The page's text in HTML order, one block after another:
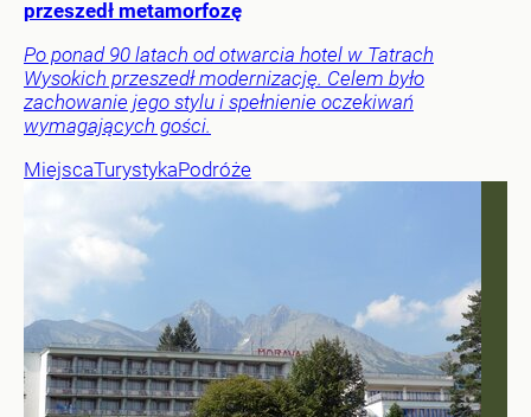
przeszedł metamorfozę
Po ponad 90 latach od otwarcia hotel w Tatrach
Wysokich przeszedł modernizację. Celem było
zachowanie jego stylu i spełnienie oczekiwań
wymagających gości.
MiejscaTurystykaPodróże